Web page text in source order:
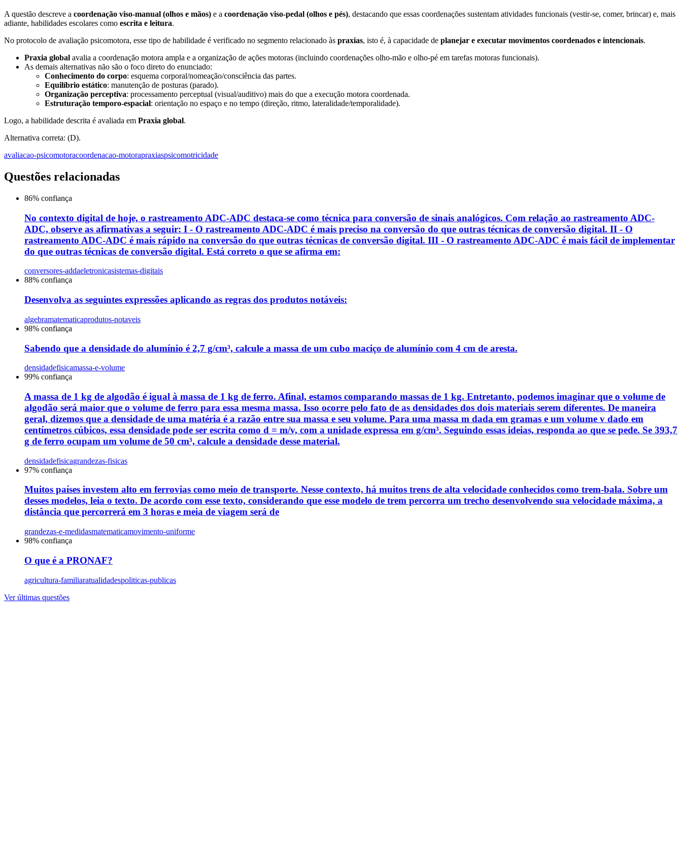
A questão descreve a coordenação viso-manual (olhos e mãos) e a coordenação viso-pedal (olhos e pés), destacando que essas coordenações sustentam atividades funcionais (vestir-se, comer, brincar) e, mais
adiante, habilidades escolares como escrita e leitura.
No protocolo de avaliação psicomotora, esse tipo de habilidade é verificado no segmento relacionado às praxias, isto é, à capacidade de planejar e executar movimentos coordenados e intencionais.
Praxia global avalia a coordenação motora ampla e a organização de ações motoras (incluindo coordenações olho-mão e olho-pé em tarefas motoras funcionais).
As demais alternativas não são o foco direto do enunciado:
Conhecimento do corpo: esquema corporal/nomeação/consciência das partes.
Equilíbrio estático: manutenção de posturas (parado).
Organização perceptiva: processamento perceptual (visual/auditivo) mais do que a execução motora coordenada.
Estruturação temporo-espacial: orientação no espaço e no tempo (direção, ritmo, lateralidade/temporalidade).
Logo, a habilidade descrita é avaliada em Praxia global.
Alternativa correta: (D).
avaliacao-psicomotoracoordenacao-motorapraxiaspsicomotricidade
Questões relacionadas
86% confiança
No contexto digital de hoje, o rastreamento ADC-ADC destaca-se como técnica para conversão de sinais analógicos. Com relação ao rastreamento ADC-
ADC, observe as afirmativas a seguir: I - O rastreamento ADC-ADC é mais preciso na conversão do que outras técnicas de conversão digital. II - O
rastreamento ADC-ADC é mais rápido na conversão do que outras técnicas de conversão digital. III - O rastreamento ADC-ADC é mais fácil de implementar
do que outras técnicas de conversão digital. Está correto o que se afirma em:
conversores-addaeletronicasistemas-digitais
88% confiança
Desenvolva as seguintes expressões aplicando as regras dos produtos notáveis:
algebramatematicaprodutos-notaveis
98% confiança
Sabendo que a densidade do alumínio é 2,7 g/cm³, calcule a massa de um cubo maciço de alumínio com 4 cm de aresta.
densidadefisicamassa-e-volume
99% confiança
A massa de 1 kg de algodão é igual à massa de 1 kg de ferro. Afinal, estamos comparando massas de 1 kg. Entretanto, podemos imaginar que o volume de
algodão será maior que o volume de ferro para essa mesma massa. Isso ocorre pelo fato de as densidades dos dois materiais serem diferentes. De maneira
geral, dizemos que a densidade de uma matéria é a razão entre sua massa e seu volume. Para uma massa m dada em gramas e um volume v dado em
centímetros cúbicos, essa densidade pode ser escrita como d = m/v, com a unidade expressa em g/cm³. Seguindo essas ideias, responda ao que se pede. Se 393,7
g de ferro ocupam um volume de 50 cm³, calcule a densidade desse material.
densidadefisicagrandezas-fisicas
97% confiança
Muitos países investem alto em ferrovias como meio de transporte. Nesse contexto, há muitos trens de alta velocidade conhecidos como trem-bala. Sobre um
desses modelos, leia o texto. De acordo com esse texto, considerando que esse modelo de trem percorra um trecho desenvolvendo sua velocidade máxima, a
distância que percorrerá em 3 horas e meia de viagem será de
grandezas-e-medidasmatematicamovimento-uniforme
98% confiança
O que é a PRONAF?
agricultura-familiaratualidadespoliticas-publicas
Ver últimas questões